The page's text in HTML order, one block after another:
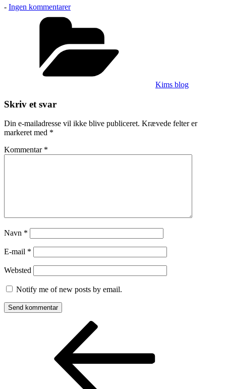
- Ingen kommentarertil
Sommerdag
Kims blog
Skriv et svar
Din e-mailadresse vil ikke blive publiceret. Krævede felter er
markeret med *
Kommentar *
Navn *
E-mail *
Websted
Notify me of new posts by email.
Indlægsnavigation